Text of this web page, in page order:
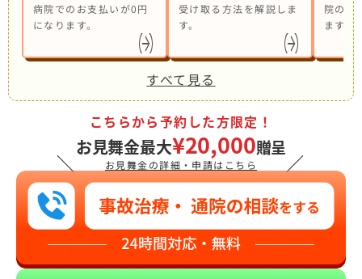
病院でのお支払いが0円
になります。
受け取る方法を解説しま
す。
院の併
ます。
すべて見る
＼
こちらから予約した方限定！
お見舞金最大¥20,000贈呈
お見舞金の詳細・申請はこちら ／